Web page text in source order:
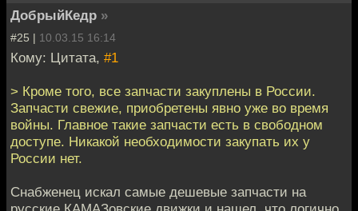
ДобрыйКедр »
#25 | 10.03.15 16:14
Кому: Цитата, #1
> Кроме того, все запчасти закуплены в России.
Запчасти свежие, приобретены явно уже во время
войны. Главное такие запчасти есть в свободном
доступе. Никакой необходимости закупать их у
России нет.
Снабженец искал самые дешевые запчасти на